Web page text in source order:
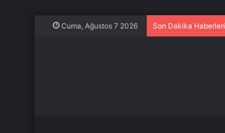
Cuma, Ağustos 7 2026 Son Dakika Haberleri